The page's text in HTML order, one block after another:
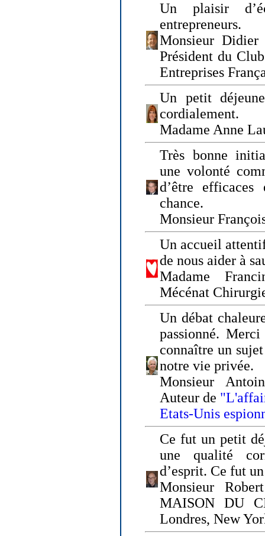
Un plaisir
entrepreneurs.
Monsieur
Président du
Entreprises
Un petit
cordialement.
Madame Anne
Très bonne
une volonté
d’être
chance.
Monsieur
Un accueil
de nous aider à
Madame
Mécénat
Un débat
passionné.
connaître un
notre vie privée.
Monsieur
Auteur de
Etats-Unis
Ce fut un petit
une qualité
d’esprit. Ce fut
Monsieur
MAISON DU
Londres, New